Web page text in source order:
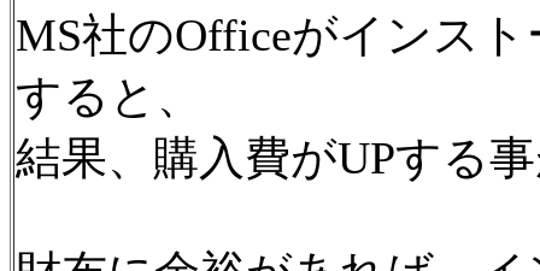
MS社のOfficeがインス
すると、
結果、購入費がUPする